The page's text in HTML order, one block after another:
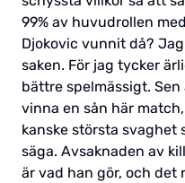
99% av huvudrollen
Djokovic vunnit då?
saken. För jag tycker
bättre spelmässigt.
vinna en sån här
kanske största svaghet
säga. Avsaknaden av
är vad han gör, och det